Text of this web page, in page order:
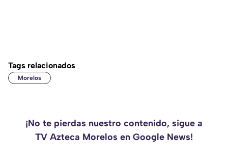
Tags relacionados
Morelos
¡No te pierdas nuestro contenido, sigue a
TV Azteca Morelos en Google News!